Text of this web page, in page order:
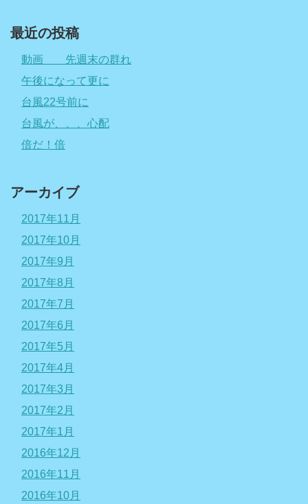
最近の投稿
動画 先週末の群れ
午後になって更に
台風22号前に
台風が、、、心配
倍だ！倍
アーカイブ
2017年11月
2017年10月
2017年9月
2017年8月
2017年7月
2017年6月
2017年5月
2017年4月
2017年3月
2017年2月
2017年1月
2016年12月
2016年11月
2016年10月